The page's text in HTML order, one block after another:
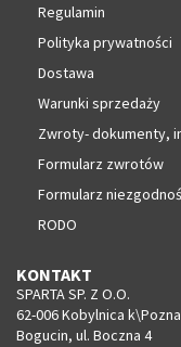
Regulamin
Polityka prywatności
Dostawa
Warunki sprzedaży
Zwroty- dokumenty,
Formularz zwrotów
Formularz
RODO
KONTAKT
SPARTA SP. Z O.O.
62-006 Kobylnica
Bogucin, ul. Boczna 4